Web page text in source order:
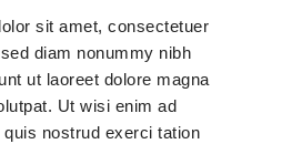
sit amet, consectetuer
diam nonummy nibh
ut laoreet dolore magna
Ut wisi enim ad
nostrud exerci tation